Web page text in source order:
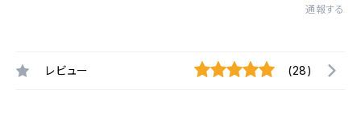
通報する
レビュー (28)